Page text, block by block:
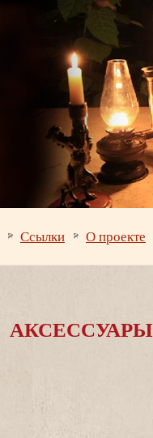
Ссылки О проекте
АКСЕССУАРЫ